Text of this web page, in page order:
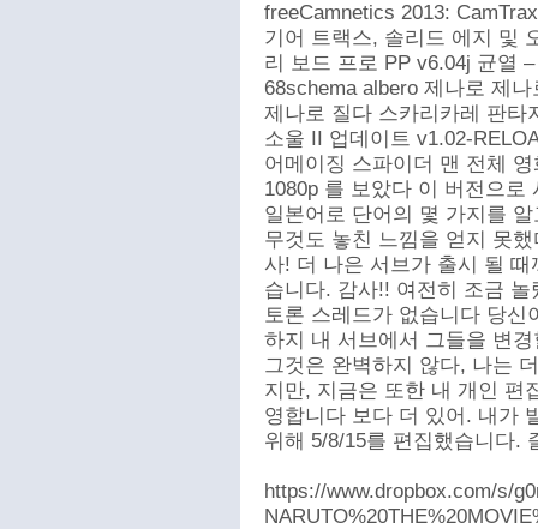
freeCamnetics 2013:
기어 트랙스, 솔리드 에지 및
리 보드 프로 PP v6.04j 균열
68schema albero 제나로 제
제나로 질다 스카리카레 판타
소울 II 업데이트 v1.02-
어메이징 스파이더 맨 전체
1080p 를 보았다 이 버전으로
일본어로 단어의 몇 가지를
무것도 놓친 느낌을 얻지 못
사! 더 나은 서브가 출시 될
습니다. 감사!! 여전히 조금
토론 스레드가 없습니다 당
하지 내 서브에서 그들을 변
그것은 완벽하지 않다, 나는
지만, 지금은 또한 내 개인 편
영합니다 보다 더 있어. 내가
위해 5/8/15를 편집했습니다.
https://www.dropbox.com/s/